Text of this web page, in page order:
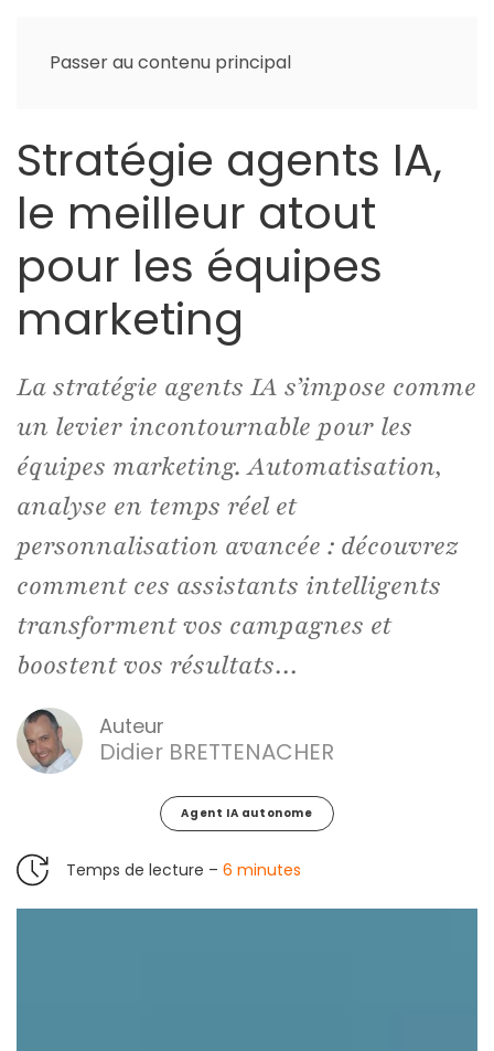
Passer au contenu principal
Stratégie agents IA,
le meilleur atout
pour les équipes
marketing
La stratégie agents IA s’impose comme
un levier incontournable pour les
équipes marketing. Automatisation,
analyse en temps réel et
personnalisation avancée : découvrez
comment ces assistants intelligents
transforment vos campagnes et
boostent vos résultats…
Auteur
Didier BRETTENACHER
Agent IA autonome
Temps de lecture – 6 minutes